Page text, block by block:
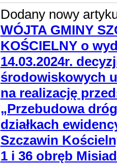
Dodany nowy
WÓJTA GMINY
KOŚCIELNY o
14.03.2024r.
środowiskowych
na realizację
„Przebudowa
działkach
Szczawin
1 i 36 obręb